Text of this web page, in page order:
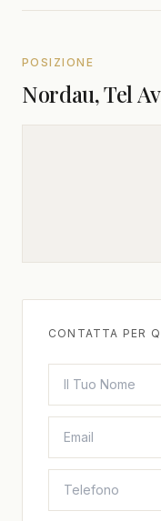
POSIZIONE
Nordau, Tel
CONTATTA PER